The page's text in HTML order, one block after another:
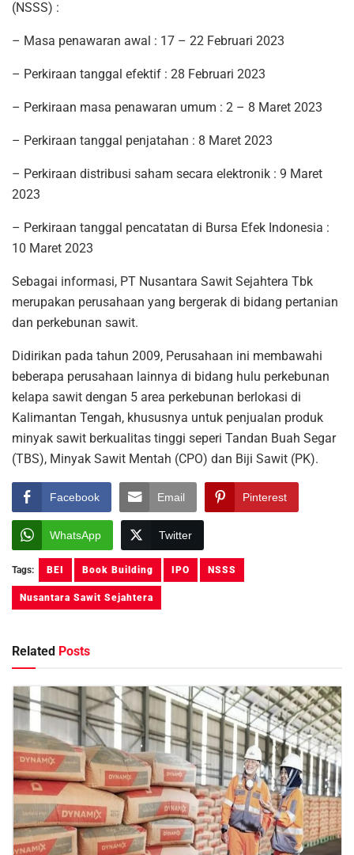
(NSSS) :
– Masa penawaran awal : 17 – 22 Februari 2023
– Perkiraan tanggal efektif : 28 Februari 2023
– Perkiraan masa penawaran umum : 2 – 8 Maret 2023
– Perkiraan tanggal penjatahan : 8 Maret 2023
– Perkiraan distribusi saham secara elektronik : 9 Maret
2023
– Perkiraan tanggal pencatatan di Bursa Efek Indonesia :
10 Maret 2023
Sebagai informasi, PT Nusantara Sawit Sejahtera Tbk
merupakan perusahaan yang bergerak di bidang pertanian
dan perkebunan sawit.
Didirikan pada tahun 2009, Perusahaan ini membawahi
beberapa perusahaan lainnya di bidang hulu perkebunan
kelapa sawit dengan 5 area perkebunan berlokasi di
Kalimantan Tengah, khususnya untuk penjualan produk
minyak sawit berkualitas tinggi seperi Tandan Buah Segar
(TBS), Minyak Sawit Mentah (CPO) dan Biji Sawit (PK).
Facebook Email Pinterest
WhatsApp Twitter
Tags: BEI Book Building IPO NSSS
Nusantara Sawit Sejahtera
Related Posts